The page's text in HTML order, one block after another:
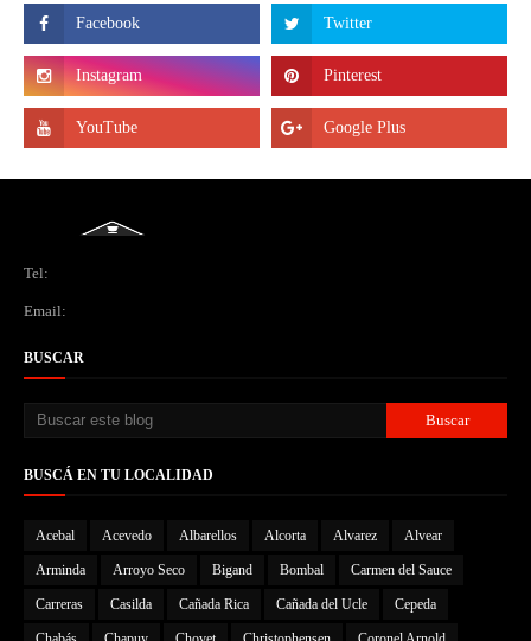
Tel:
Email:
BUSCAR
BUSCÁ EN TU LOCALIDAD
Acebal Acevedo Albarellos Alcorta Alvarez Alvear
Arminda Arroyo Seco Bigand Bombal Carmen del Sauce
Carreras Casilda Cañada Rica Cañada del Ucle Cepeda